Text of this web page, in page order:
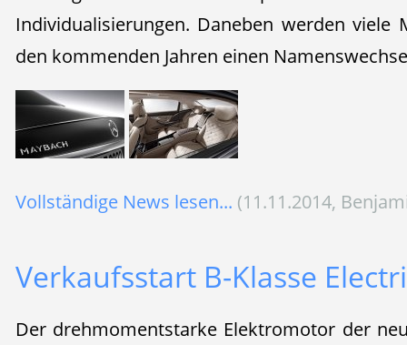
Individualisierungen. Daneben werden viele
den kommenden Jahren einen
Vollständige News lesen... (11.11.2014,
Verkaufsstart B-Klasse
Der drehmomentstarke Elektromotor der